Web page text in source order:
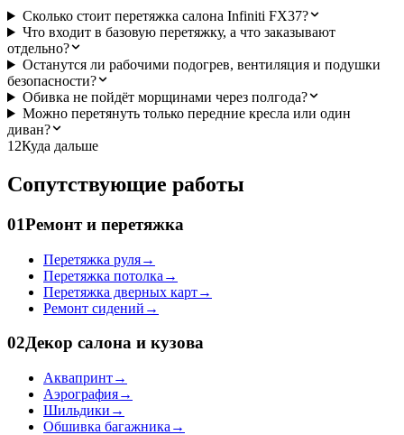
Сколько стоит перетяжка салона Infiniti FX37?
Что входит в базовую перетяжку, а что заказывают
отдельно?
Останутся ли рабочими подогрев, вентиляция и подушки
безопасности?
Обивка не пойдёт морщинами через полгода?
Можно перетянуть только передние кресла или один
диван?
12Куда дальше
Сопутствующие работы
01Ремонт и перетяжка
Перетяжка руля→
Перетяжка потолка →
Перетяжка дверных карт→
Ремонт сидений →
02Декор салона и кузова
Аквапринт→
Аэрография→
Шильдики →
Обшивка багажника →